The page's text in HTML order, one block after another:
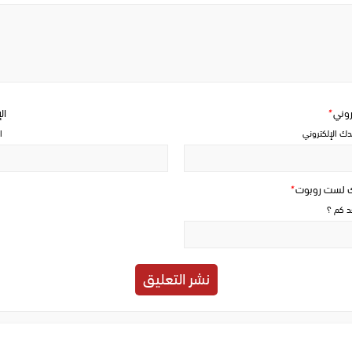
لست روبوت*
كم ؟
*
الإلكتروني